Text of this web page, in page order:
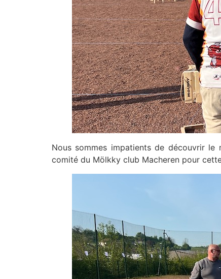
Nous sommes impatients de découvrir
comité du Mölkky club Macheren pour